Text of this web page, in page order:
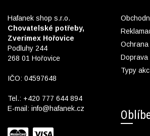
Hafanek shop s.r.o.
Chovatelské potřeby,
Zverimex Hořovice
Podluhy 244
268 01 Hořovice
IČO: 04597648
Tel.: +420 777 644 894
E-mail: info@hafanek.cz
Doprava
Typy